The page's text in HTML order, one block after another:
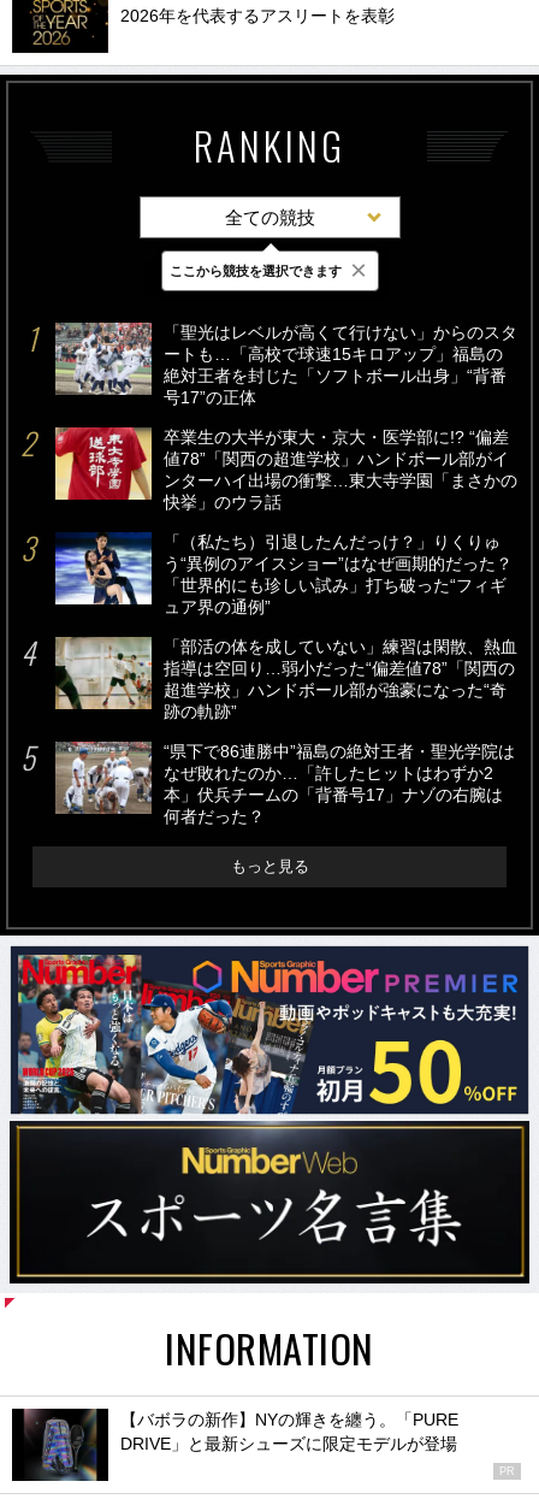
2026年を代表するアスリートを表彰
RANKING
全ての競技
最新 24時間 週間
「聖光はレベルが高くて行けない」からのスタ
ートも…「高校で球速15キロアップ」福島の
絶対王者を封じた「ソフトボール出身」“背番
号17”の正体
卒業生の大半が東大・京大・医学部に!? “偏差
値78”「関西の超進学校」ハンドボール部がイ
ンターハイ出場の衝撃…東大寺学園「まさかの
快挙」のウラ話
「（私たち）引退したんだっけ？」りくりゅ
う“異例のアイスショー”はなぜ画期的だった？
「世界的にも珍しい試み」打ち破った“フィギ
ュア界の通例”
「部活の体を成していない」練習は閑散、熱血
指導は空回り…弱小だった“偏差値78”「関西の
超進学校」ハンドボール部が強豪になった“奇
跡の軌跡”
“県下で86連勝中”福島の絶対王者・聖光学院は
なぜ敗れたのか…「許したヒットはわずか2
本」伏兵チームの「背番号17」ナゾの右腕は
何者だった？
もっと見る
INFORMATION
【バボラの新作】NYの輝きを纏う。「PURE
DRIVE」と最新シューズに限定モデルが登場
PR
ここから競技を選択できます ×